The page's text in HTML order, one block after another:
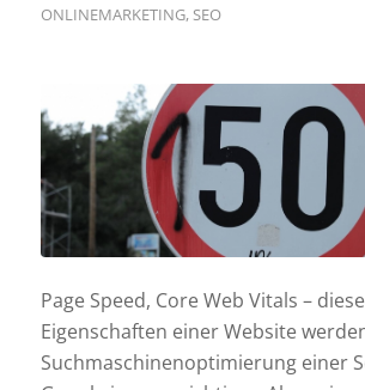
ONLINEMARKETING, SEO
Page Speed, Core Web Vitals –
Eigenschaften einer Website
Suchmaschinenoptimierung einer